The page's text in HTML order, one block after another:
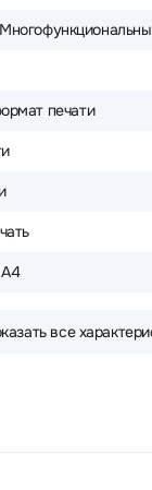
печати
все